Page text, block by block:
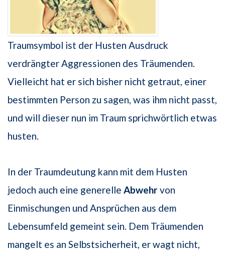
Traumsymbol ist der Husten Ausdruck
verdrängter Aggressionen des Träumenden.
Vielleicht hat er sich bisher nicht getraut, einer
bestimmten Person zu sagen, was ihm nicht passt,
und will dieser nun im Traum sprichwörtlich etwas
husten.
In der Traumdeutung kann mit dem Husten
jedoch auch eine generelle Abwehrvon
Einmischungen und Ansprüchen aus dem
Lebensumfeld gemeint sein. Dem Träumenden
mangelt es an Selbstsicherheit, er wagt nicht,